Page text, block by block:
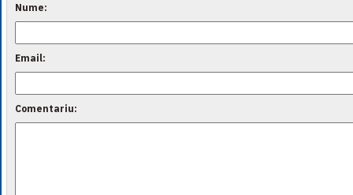
Nume:
Email:
Comentariu: